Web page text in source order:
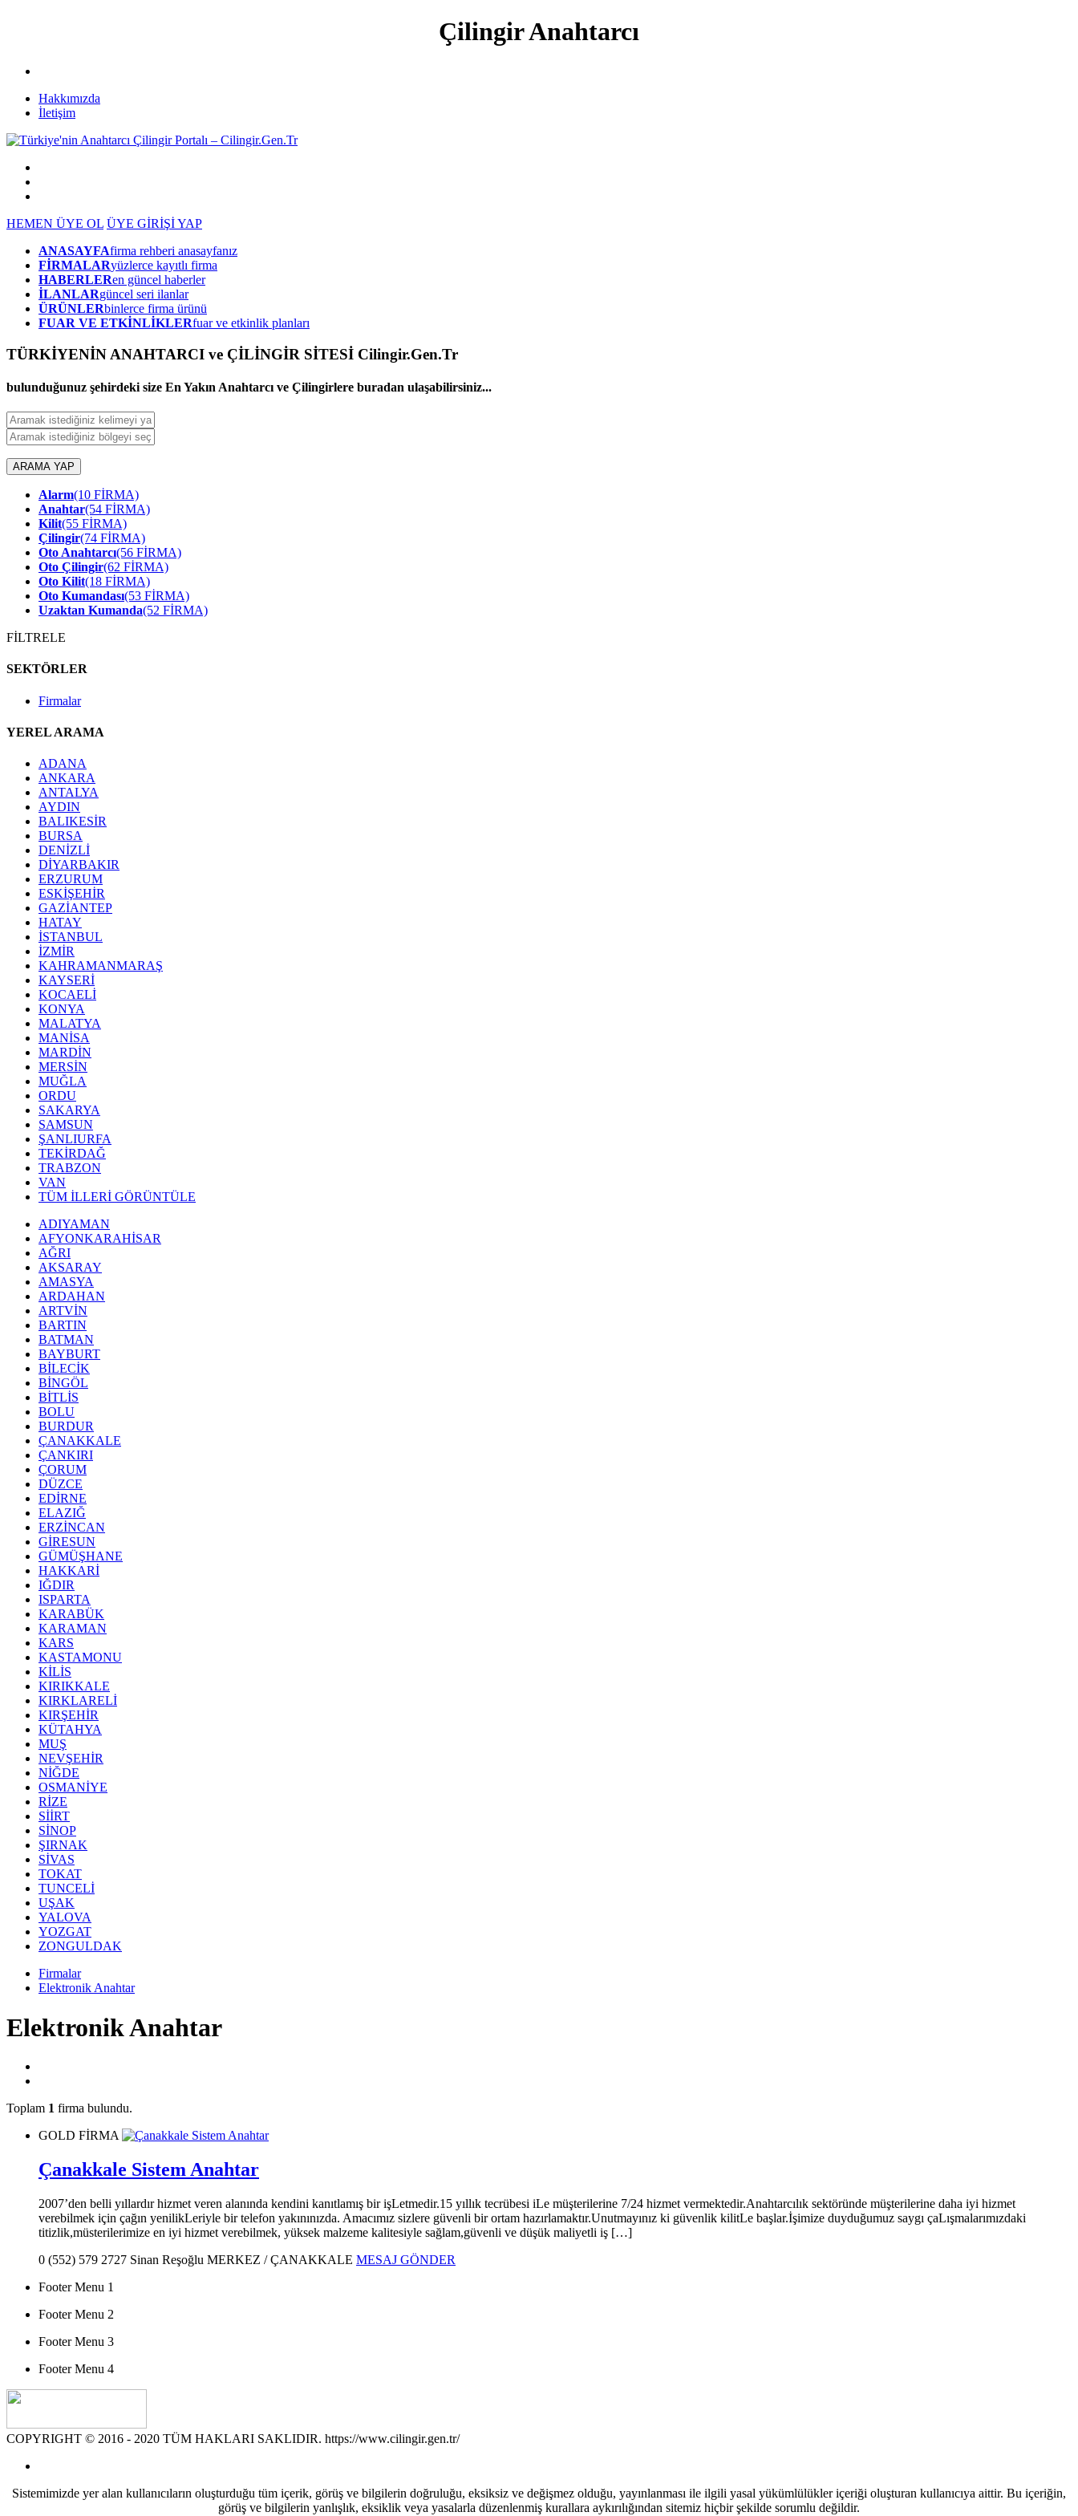
Çilingir Anahtarcı
Hakkımızda
İletişim
HEMEN ÜYE OL ÜYE GİRİŞİ YAP
ANASAYFAfirma rehberi anasayfanız
FİRMALARyüzlerce kayıtlı firma
HABERLERen güncel haberler
İLANLARgüncel seri ilanlar
ÜRÜNLERbinlerce firma ürünü
FUAR VE ETKİNLİKLERfuar ve etkinlik planları
TÜRKİYENİN ANAHTARCI ve ÇİLİNGİR SİTESİ Cilingir.Gen.Tr
bulunduğunuz şehirdeki size En Yakın Anahtarcı ve Çilingirlere buradan ulaşabilirsiniz...
ARAMA YAP
Alarm(10 FİRMA)
Anahtar(54 FİRMA)
Kilit(55 FİRMA)
Çilingir(74 FİRMA)
Oto Anahtarcı(56 FİRMA)
Oto Çilingir(62 FİRMA)
Oto Kilit(18 FİRMA)
Oto Kumandası(53 FİRMA)
Uzaktan Kumanda(52 FİRMA)
FİLTRELE
SEKTÖRLER
Firmalar
YEREL ARAMA
ADANA
ANKARA
ANTALYA
AYDIN
BALIKESİR
BURSA
DENİZLİ
DİYARBAKIR
ERZURUM
ESKİŞEHİR
GAZİANTEP
HATAY
İSTANBUL
İZMİR
KAHRAMANMARAŞ
KAYSERİ
KOCAELİ
KONYA
MALATYA
MANİSA
MARDİN
MERSİN
MUĞLA
ORDU
SAKARYA
SAMSUN
ŞANLIURFA
TEKİRDAĞ
TRABZON
VAN
TÜM İLLERİ GÖRÜNTÜLE
ADIYAMAN
AFYONKARAHİSAR
AĞRI
AKSARAY
AMASYA
ARDAHAN
ARTVİN
BARTIN
BATMAN
BAYBURT
BİLECİK
BİNGÖL
BİTLİS
BOLU
BURDUR
ÇANAKKALE
ÇANKIRI
ÇORUM
DÜZCE
EDİRNE
ELAZIĞ
ERZİNCAN
GİRESUN
GÜMÜŞHANE
HAKKARİ
IĞDIR
ISPARTA
KARABÜK
KARAMAN
KARS
KASTAMONU
KİLİS
KIRIKKALE
KIRKLARELİ
KIRŞEHİR
KÜTAHYA
MUŞ
NEVŞEHİR
NİĞDE
OSMANİYE
RİZE
SİİRT
SİNOP
ŞIRNAK
SİVAS
TOKAT
TUNCELİ
UŞAK
YALOVA
YOZGAT
ZONGULDAK
Firmalar
Elektronik Anahtar
Elektronik Anahtar
Toplam 1 firma bulundu.
GOLD FİRMA
Çanakkale Sistem Anahtar
2007’den belli yıllardır hizmet veren alanında kendini kanıtlamış bir işLetmedir.15 yıllık tecrübesi iLe müşterilerine 7/24 hizmet vermektedir.Anahtarcılık sektöründe müşterilerine daha iyi hizmet
verebilmek için çağın yenilikLeriyle bir telefon yakınınızda. Amacımız sizlere güvenli bir ortam hazırlamaktır.Unutmayınız ki güvenlik kilitLe başlar.İşimize duyduğumuz saygı çaLışmalarımızdaki
titizlik,müsterilerimize en iyi hizmet verebilmek, yüksek malzeme kalitesiyle sağlam,güvenli ve düşük maliyetli iş […]
0 (552) 579 2727 Sinan Reşoğlu MERKEZ / ÇANAKKALE MESAJ GÖNDER
Footer Menu 1
Footer Menu 2
Footer Menu 3
Footer Menu 4
COPYRIGHT © 2016 - 2020 TÜM HAKLARI SAKLIDIR. https://www.cilingir.gen.tr/
Sistemimizde yer alan kullanıcıların oluşturduğu tüm içerik, görüş ve bilgilerin doğruluğu, eksiksiz ve değişmez olduğu, yayınlanması ile ilgili yasal yükümlülükler içeriği oluşturan kullanıcıya aittir. Bu içeriğin,
görüş ve bilgilerin yanlışlık, eksiklik veya yasalarla düzenlenmiş kurallara aykırılığından sitemiz hiçbir şekilde sorumlu değildir.